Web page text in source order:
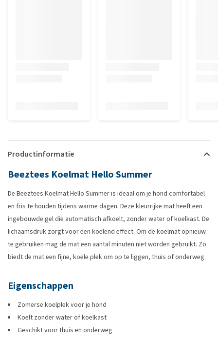
Productinformatie
Beeztees Koelmat Hello Summer
De Beeztees Koelmat Hello Summer is ideaal om je hond comfortabel
en fris te houden tijdens warme dagen. Deze kleurrijke mat heeft een
ingebouwde gel die automatisch afkoelt, zonder water of koelkast. De
lichaamsdruk zorgt voor een koelend effect. Om de koelmat opnieuw
te gebruiken mag de mat een aantal minuten niet worden gebruikt. Zo
biedt de mat een fijne, koele plek om op te liggen, thuis of onderweg.
Eigenschappen
Zomerse koelplek voor je hond
Koelt zonder water of koelkast
Geschikt voor thuis en onderweg